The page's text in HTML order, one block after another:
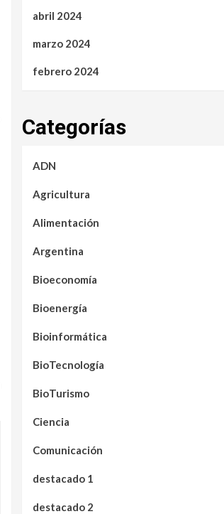
abril 2024
marzo 2024
febrero 2024
Categorías
ADN
Agricultura
Alimentación
Argentina
Bioeconomía
Bioenergía
Bioinformática
BioTecnología
BioTurismo
Ciencia
Comunicación
destacado 1
destacado 2